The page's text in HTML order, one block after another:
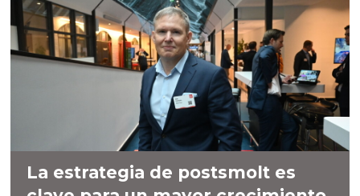
La estrategia de postsmolt es